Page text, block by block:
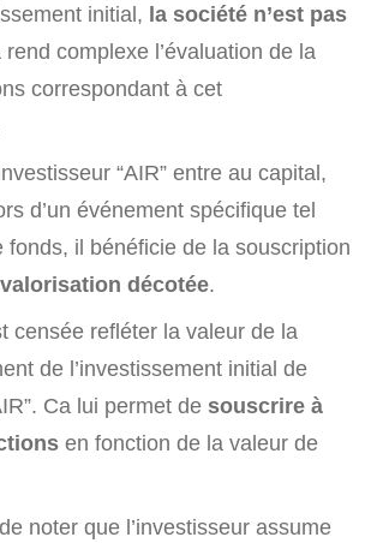
initial, la société n’est pas
rend complexe l’évaluation de la
correspondant à cet
“AIR” entre au capital,
d’un événement spécifique tel
fonds, il bénéficie de la souscription
décotée.
censée refléter la valeur de la
de l’investissement initial de
Ca lui permet de souscrire à
en fonction de la valeur de
noter que l’investisseur assume